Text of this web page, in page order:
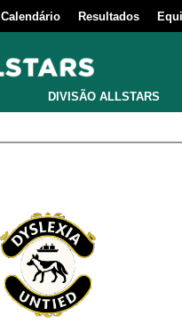
Calendário Resultados
DIVISÃO ALLSTARS